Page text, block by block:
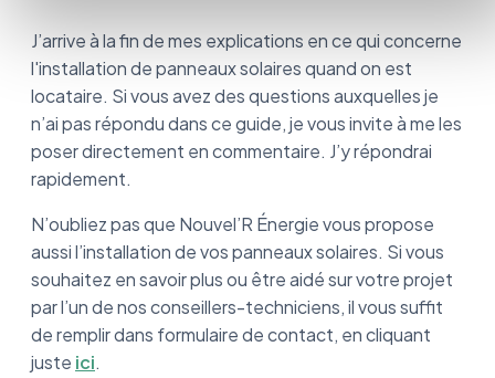
J’arrive à la fin de mes explications en ce qui concerne
l'installation de panneaux solaires quand on est
locataire. Si vous avez des questions auxquelles je
n’ai pas répondu dans ce guide, je vous invite à me les
poser directement en commentaire. J’y répondrai
rapidement.
N’oubliez pas que Nouvel’R Énergie vous propose
aussi l’installation de vos panneaux solaires. Si vous
souhaitez en savoir plus ou être aidé sur votre projet
par l’un de nos conseillers-techniciens, il vous suffit
de remplir dans formulaire de contact, en cliquant
juste ici.